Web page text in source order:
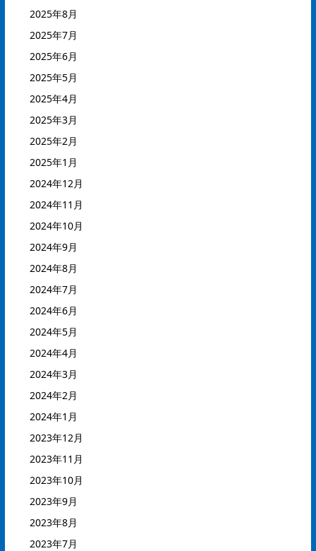
2025年8月
2025年7月
2025年6月
2025年5月
2025年4月
2025年3月
2025年2月
2025年1月
2024年12月
2024年11月
2024年10月
2024年9月
2024年8月
2024年7月
2024年6月
2024年5月
2024年4月
2024年3月
2024年2月
2024年1月
2023年12月
2023年11月
2023年10月
2023年9月
2023年8月
2023年7月